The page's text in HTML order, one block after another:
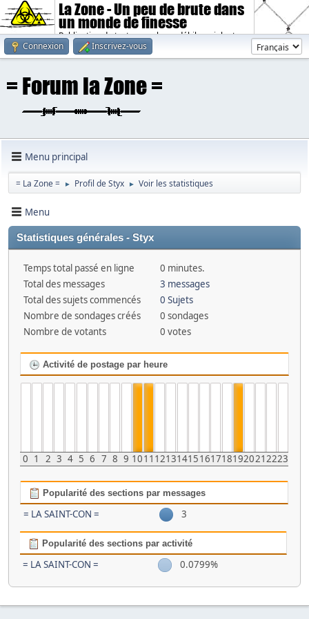
La Zone - Un peu de brute dans
un monde de finesse
Publication de textes sombres, débiles, violents.
Connexion
Inscrivez-vous
Menu principal
= La Zone = ► Profil de Styx ► Voir les statistiques
Menu
Statistiques générales - Styx
Temps total passé en ligne
0 minutes.
Total des messages
3 messages
Total des sujets commencés
0 Sujets
Nombre de sondages créés
0 sondages
Nombre de votants
0 votes
Activité de postage par heure
0 1 2 3 4 5 6 7 8 9 1011 121314151617181920212223
Popularité des sections par messages
= LA SAINT-CON = 3
Popularité des sections par activité
= LA SAINT-CON = 0.0799%